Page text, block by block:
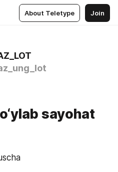
About Teletype Join
sayohat